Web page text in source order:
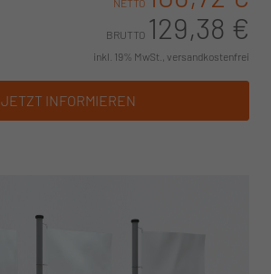
NETTO
BRUTTO 129,38 €
inkl. 19% MwSt., versandkostenfrei
JETZT INFORMIEREN